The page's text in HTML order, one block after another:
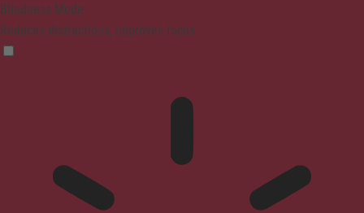
Blindness Mode
Reduces distractions, improves focus